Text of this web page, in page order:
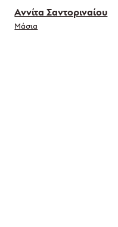
Αννίτα Σαντοριναίου
Μάσια